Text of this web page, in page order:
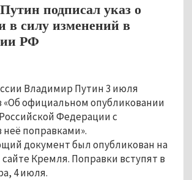
подписал указ о
в силу изменений в
РФ
Владимир Путин 3 июля
«Об официальном опубликовании
Федерации с
поправками».
документ был опубликован на
Кремля. Поправки вступят в
4 июля.